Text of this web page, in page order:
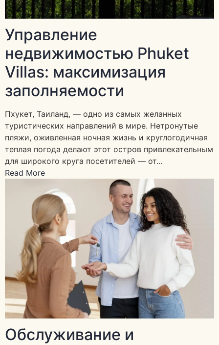
Управление
недвижимостью Phuket
Villas: максимизация
заполняемости
Пхукет, Таиланд, — одно из самых желанных
туристических направлений в мире. Нетронутые
пляжи, оживленная ночная жизнь и круглогодичная
теплая погода делают этот остров привлекательным
для широкого круга посетителей — от…
Read More
Обслуживание и